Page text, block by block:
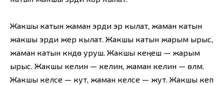
Жакшы катын жаман эрди эр кылат, жаман катын
жакшы эрди жер кылат. Жакшы катын жарым ырыс,
жаман катын күндө уруш. Жакшы кеңеш — жарым
ырыс. Жакшы келин — келин, жаман келин — өлүм.
Жакшы келсе — кут, жаман келсе — жут. Жакшы кеп